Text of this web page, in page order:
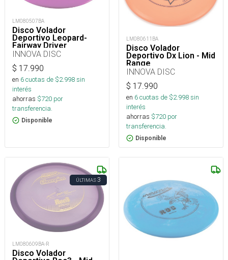
LM080507BA
Disco Volador
Deportivo Leopard-
Fairway Driver
INNOVA DISC
$ 17.990
en 6cuotas de $2.998sin
interés
ahorras $720 por
transferencia.
Disponible
LM080611BA
Disco Volador
Deportivo Dx Lion - Mid
Range
INNOVA DISC
$ 17.990
en 6cuotas de $2.998sin
interés
ahorras $720 por
transferencia.
Disponible
ÚLTIMAS3
LM080609BA-R
Disco Volador